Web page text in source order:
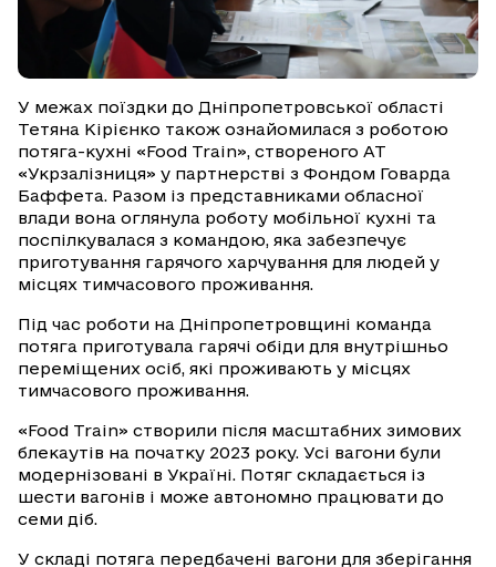
У межах поїздки до Дніпропетровської області
Тетяна Кірієнко також ознайомилася з роботою
потяга-кухні «Food Train», створеного АТ
«Укрзалізниця» у партнерстві з Фондом Говарда
Баффета. Разом із представниками обласної
влади вона оглянула роботу мобільної кухні та
поспілкувалася з командою, яка забезпечує
приготування гарячого харчування для людей у
місцях тимчасового проживання.
Під час роботи на Дніпропетровщині команда
потяга приготувала гарячі обіди для внутрішньо
переміщених осіб, які проживають у місцях
тимчасового проживання.
«Food Train» створили після масштабних зимових
блекаутів на початку 2023 року. Усі вагони були
модернізовані в Україні. Потяг складається із
шести вагонів і може автономно працювати до
семи діб.
У складі потяга передбачені вагони для зберігання